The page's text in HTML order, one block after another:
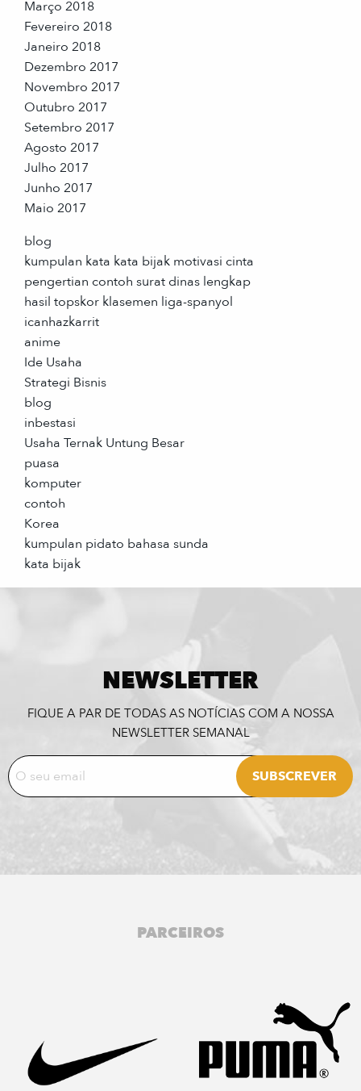
Março 2018
Fevereiro 2018
Janeiro 2018
Dezembro 2017
Novembro 2017
Outubro 2017
Setembro 2017
Agosto 2017
Julho 2017
Junho 2017
Maio 2017
blog
kumpulan kata kata bijak motivasi cinta
pengertian contoh surat dinas lengkap
hasil topskor klasemen liga-spanyol
icanhazkarrit
anime
Ide Usaha
Strategi Bisnis
blog
inbestasi
Usaha Ternak Untung Besar
puasa
komputer
contoh
Korea
kumpulan pidato bahasa sunda
kata bijak
NEWSLETTER
FIQUE A PAR DE TODAS AS NOTÍCIAS COM A NOSSA
NEWSLETTER SEMANAL
PARCEIROS